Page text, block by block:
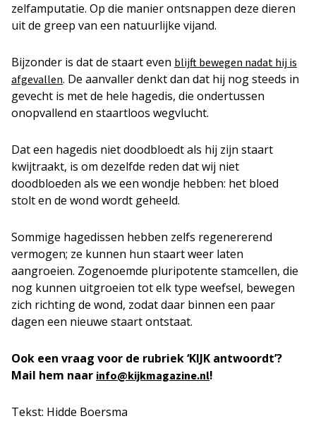
zelfamputatie. Op die manier ontsnappen deze dieren
uit de greep van een natuurlijke vijand.
Bijzonder is dat de staart even blijft bewegen nadat hij is
afgevallen. De aanvaller denkt dan dat hij nog steeds in
gevecht is met de hele hagedis, die ondertussen
onopvallend en staartloos wegvlucht.
Dat een hagedis niet doodbloedt als hij zijn staart
kwijtraakt, is om dezelfde reden dat wij niet
doodbloeden als we een wondje hebben: het bloed
stolt en de wond wordt geheeld.
Sommige hagedissen hebben zelfs regenererend
vermogen; ze kunnen hun staart weer laten
aangroeien. Zogenoemde pluripotente stamcellen, die
nog kunnen uitgroeien tot elk type weefsel, bewegen
zich richting de wond, zodat daar binnen een paar
dagen een nieuwe staart ontstaat.
Ook een vraag voor de rubriek ‘KIJK antwoordt’?
Mail hem naar info@kijkmagazine.nl!
Tekst: Hidde Boersma